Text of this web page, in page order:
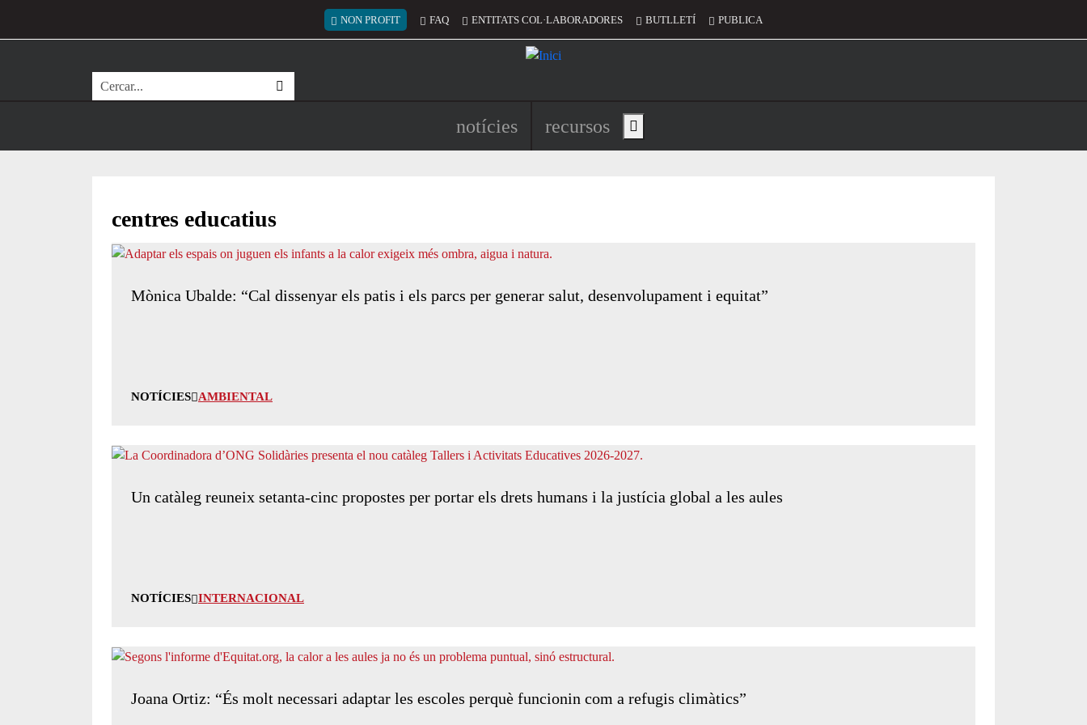
Menú del compte d'usuari
NON PROFIT FAQ ENTITATS COL·LABORADORES BUTLLETÍ PUBLICA
Cerca
Navegació principal de l'encapçalament
notícies recursos Show main menu
centres educatius
Mònica Ubalde: “Cal dissenyar els patis i els parcs per generar salut, desenvolupament i equitat”
NOTÍCIES AMBIENTAL
Un catàleg reuneix setanta-cinc propostes per portar els drets humans i la justícia global a les aules
NOTÍCIES INTERNACIONAL
Joana Ortiz: “És molt necessari adaptar les escoles perquè funcionin com a refugis climàtics”